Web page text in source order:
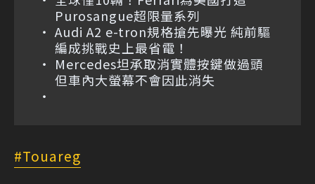
Purosangue超限量系列
Audi A2 e-tron規格搶先曝光 純前驅
編成挑戰史上最省電！
Mercedes坦承取消實體按鍵做過頭
但車內大螢幕不會因此消失
Touareg